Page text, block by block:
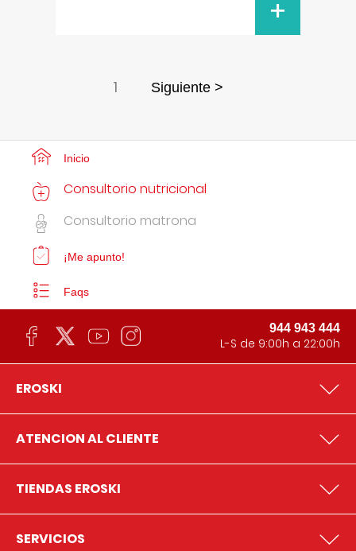
+
1 Siguiente >
Inicio
Consultorio nutricional
Consultorio matrona
¡Me apunto!
Faqs
944 943 444
L-S de 9:00h a 22:00h
EROSKI
ATENCION AL CLIENTE
TIENDAS EROSKI
SERVICIOS